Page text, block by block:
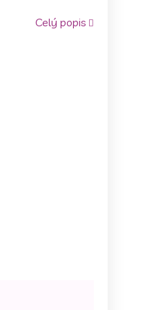
Celý popis